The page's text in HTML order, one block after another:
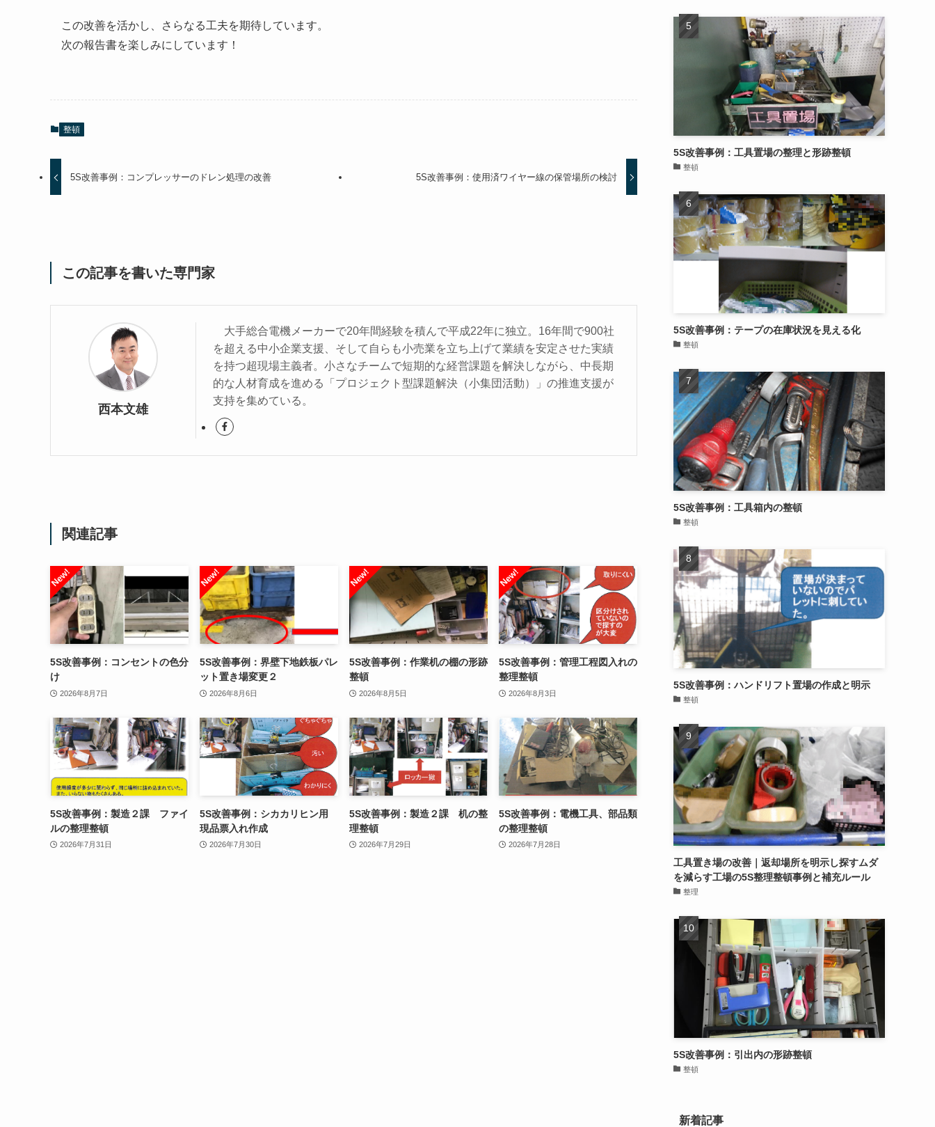
この改善を活かし、さらなる工夫を期待しています。
次の報告書を楽しみにしています！
整頓
5S改善事例：コンプレッサーのドレン処理の改善 5S改善事例：使用済ワイヤー線の保管場所の検討
この記事を書いた専門家
西本文雄
大手総合電機メーカーで20年間経験を積んで平成22年に独立。16年間で900社
を超える中小企業支援、そして自らも小売業を立ち上げて業績を安定させた実績
を持つ超現場主義者。小さなチームで短期的な経営課題を解決しながら、中長期
的な人材育成を進める「プロジェクト型課題解決（小集団活動）」の推進支援が
支持を集めている。
関連記事
5S改善事例：コンセントの色分
け
2026年8月7日
5S改善事例：界壁下地鉄板パレ
ット置き場変更２
2026年8月6日
5S改善事例：作業机の棚の形跡
整頓
2026年8月5日
5S改善事例：管理工程図入れの
整理整頓
2026年8月3日
5S改善事例：製造２課 ファイ
ルの整理整頓
2026年7月31日
5S改善事例：シカカリヒン用
現品票入れ作成
2026年7月30日
5S改善事例：製造２課 机の整
理整頓
2026年7月29日
5S改善事例：電機工具、部品類
の整理整頓
2026年7月28日
5S改善事例：工具置場の整理と形跡整頓
整頓
5S改善事例：テープの在庫状況を見える化
整頓
5S改善事例：工具箱内の整頓
整頓
5S改善事例：ハンドリフト置場の作成と明示
整頓
工具置き場の改善｜返却場所を明示し探すムダ
を減らす工場の5S整理整頓事例と補充ルール
整理
5S改善事例：引出内の形跡整頓
整頓
新着記事